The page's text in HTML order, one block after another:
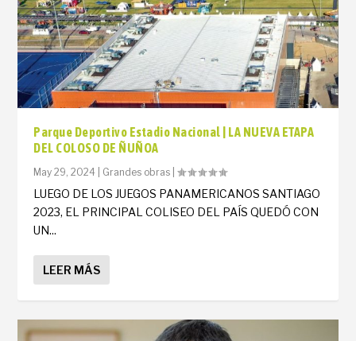
Parque Deportivo Estadio Nacional | LA NUEVA ETAPA
DEL COLOSO DE ÑUÑOA
May 29, 2024 Grandes obras |
LUEGO DE LOS JUEGOS PANAMERICANOS SANTIAGO
2023, EL PRINCIPAL COLISEO DEL PAÍS QUEDÓ CON
UN...
LEER MÁS